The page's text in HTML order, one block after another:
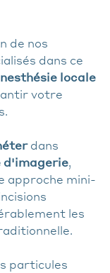
de nos
dans ce
locale
votre
dans
d'imagerie,
approche mini-
les
particules